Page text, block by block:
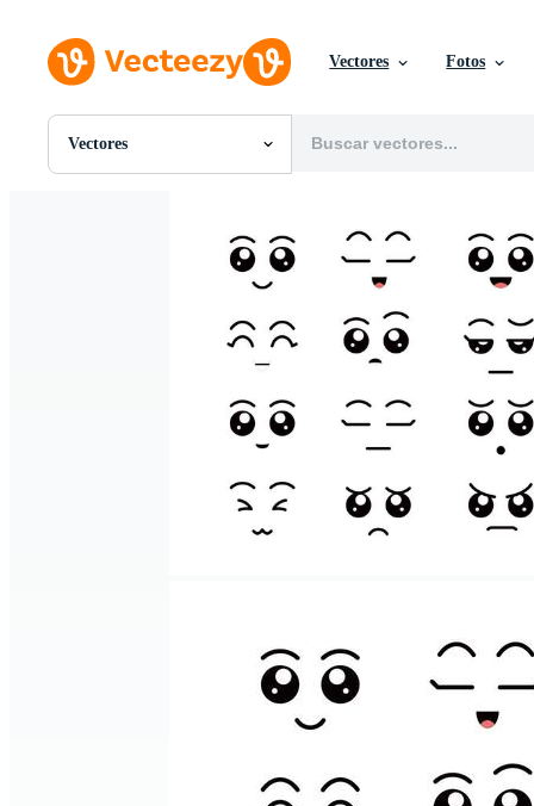
Vectores Fotos
Vectores
Todas Imágenes
Gráficos en Movimiento
Eventos Editoriales